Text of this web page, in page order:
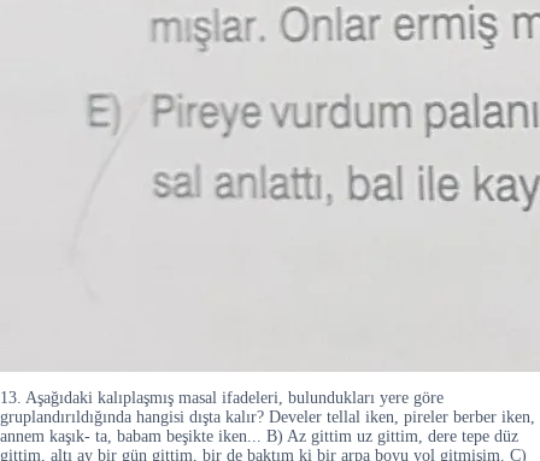
13. Aşağıdaki kalıplaşmış masal ifadeleri, bulundukları yere göre
gruplandırıldığında hangisi dışta kalır? Develer tellal iken, pireler berber iken,
annem kaşık- ta, babam beşikte iken... B) Az gittim uz gittim, dere tepe düz
gittim, altı ay bir gün gittim, bir de baktım ki bir arpa boyu yol gitmişim. C)